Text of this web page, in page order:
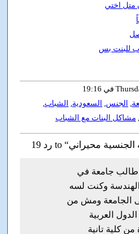
متل اختي
للبنت بس
, الجنس, السعودية, الشباب,
, مشاكل البنات مع الشباب
جامعة في
وكنت لسه
الجامعة ومش من
العربية
كلية تانية